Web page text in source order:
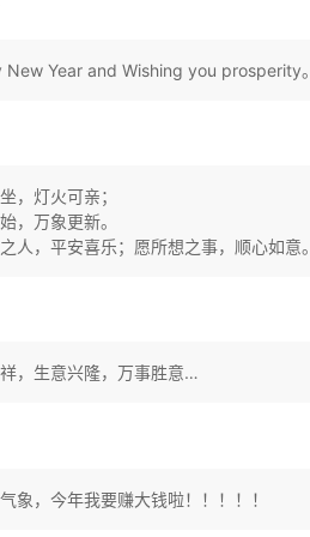
New Year and Wishing you prosperity。
，灯火可亲；
，万象更新。
人，平安喜乐；愿所想之事，顺心如意。
，生意兴隆，万事胜意…
象，今年我要赚大钱啦！！！！！